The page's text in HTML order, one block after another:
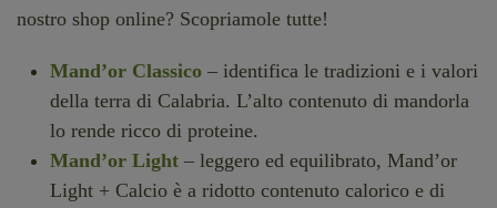
nostro shop online? Scopriamole tutte!
Mand’or Classico – identifica le tradizioni e i valori
della terra di Calabria. L’alto contenuto di mandorla
lo rende ricco di proteine.
Mand’or Light – leggero ed equilibrato, Mand’or
Light + Calcio è a ridotto contenuto calorico e di